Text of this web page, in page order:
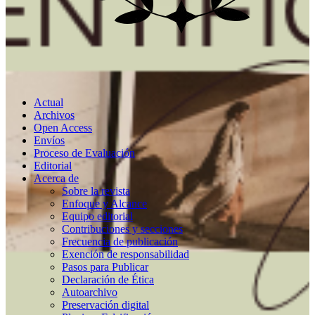
Actual
Archivos
Open Access
Envíos
Proceso de Evaluación
Editorial
Acerca de
Sobre la revista
Enfoque y Alcance
Equipo editorial
Contribuciones y secciones
Frecuencia de publicación
Exención de responsabilidad
Pasos para Publicar
Declaración de Ética
Autoarchivo
Preservación digital